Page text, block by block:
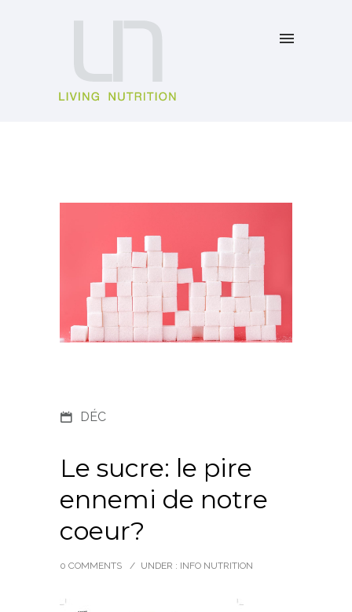
DÉC
Le sucre: le pire
ennemi de notre
coeur?
0 COMMENTS / UNDER : INFO NUTRITION